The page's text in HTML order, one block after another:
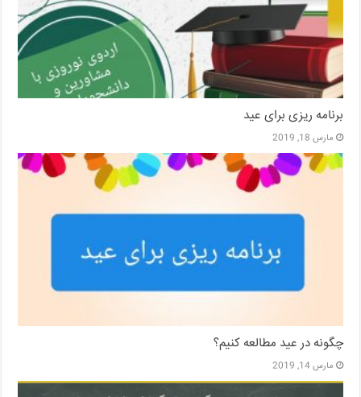
برنامه ریزی برای عید
مارس 18, 2019
چگونه در عید مطالعه کنیم؟
مارس 14, 2019